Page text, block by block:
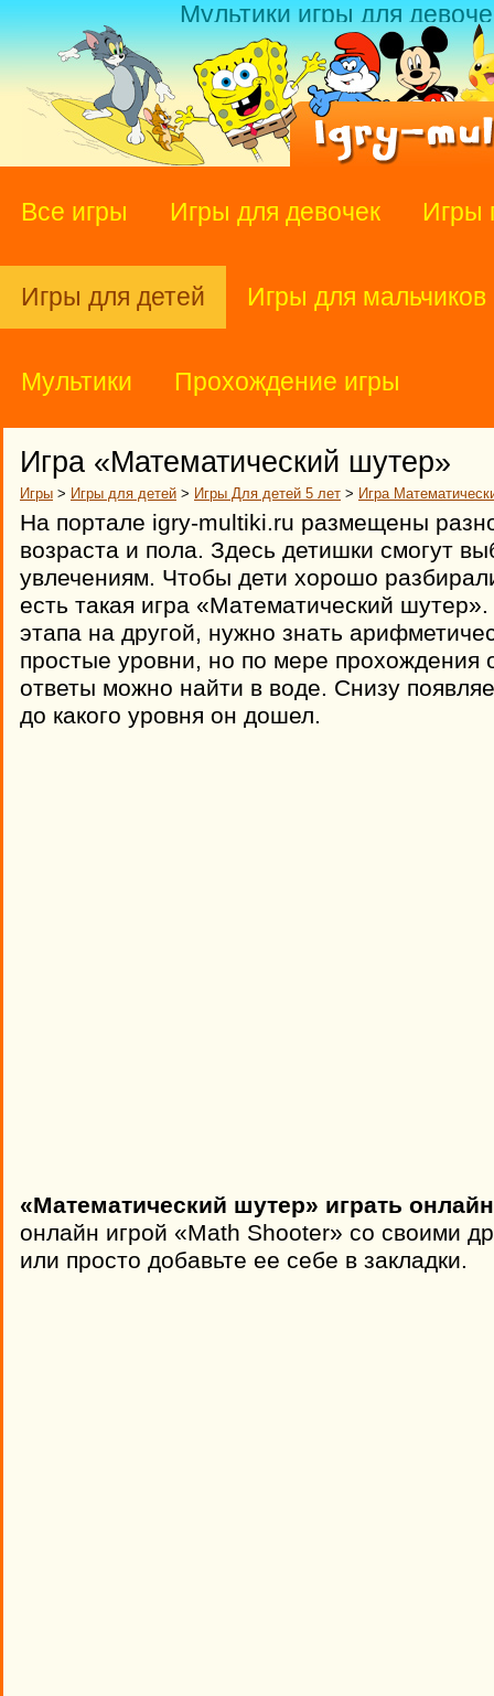
Мультики игры для
Все игры Игры для девочек Игры
Игры для детей Игры для мальчиков
Мультики Прохождение игры
Игра «Математический шутер»
Игры > Игры для детей > Игры Для детей 5 лет > Игра
На портале igry-multiki.ru размещены
возраста и пола. Здесь детишки смогут
увлечениям. Чтобы дети хорошо
есть такая игра «Математический
этапа на другой, нужно знать
простые уровни, но по мере прохождения
ответы можно найти в воде. Снизу
до какого уровня он дошел.
«Математический шутер» играть
онлайн игрой «Math Shooter» со своими
или просто добавьте ее себе в закладки.